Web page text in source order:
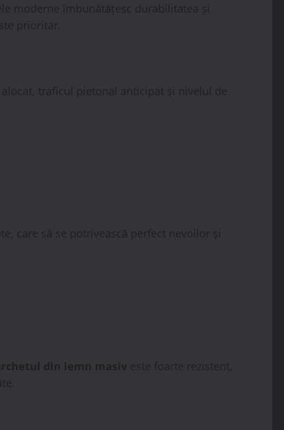
moderne îmbunătățesc durabilitatea și
prioritar.
traficul pietonal anticipat și nivelul de
care să se potrivească perfect nevoilor și
din lemn masiv este foarte rezistent,